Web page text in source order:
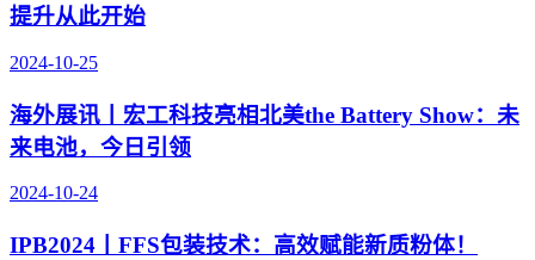
提升从此开始
2024-10-25
海外展讯丨宏工科技亮相北美the Battery Show：未
来电池，今日引领
2024-10-24
IPB2024丨FFS包装技术：高效赋能新质粉体！